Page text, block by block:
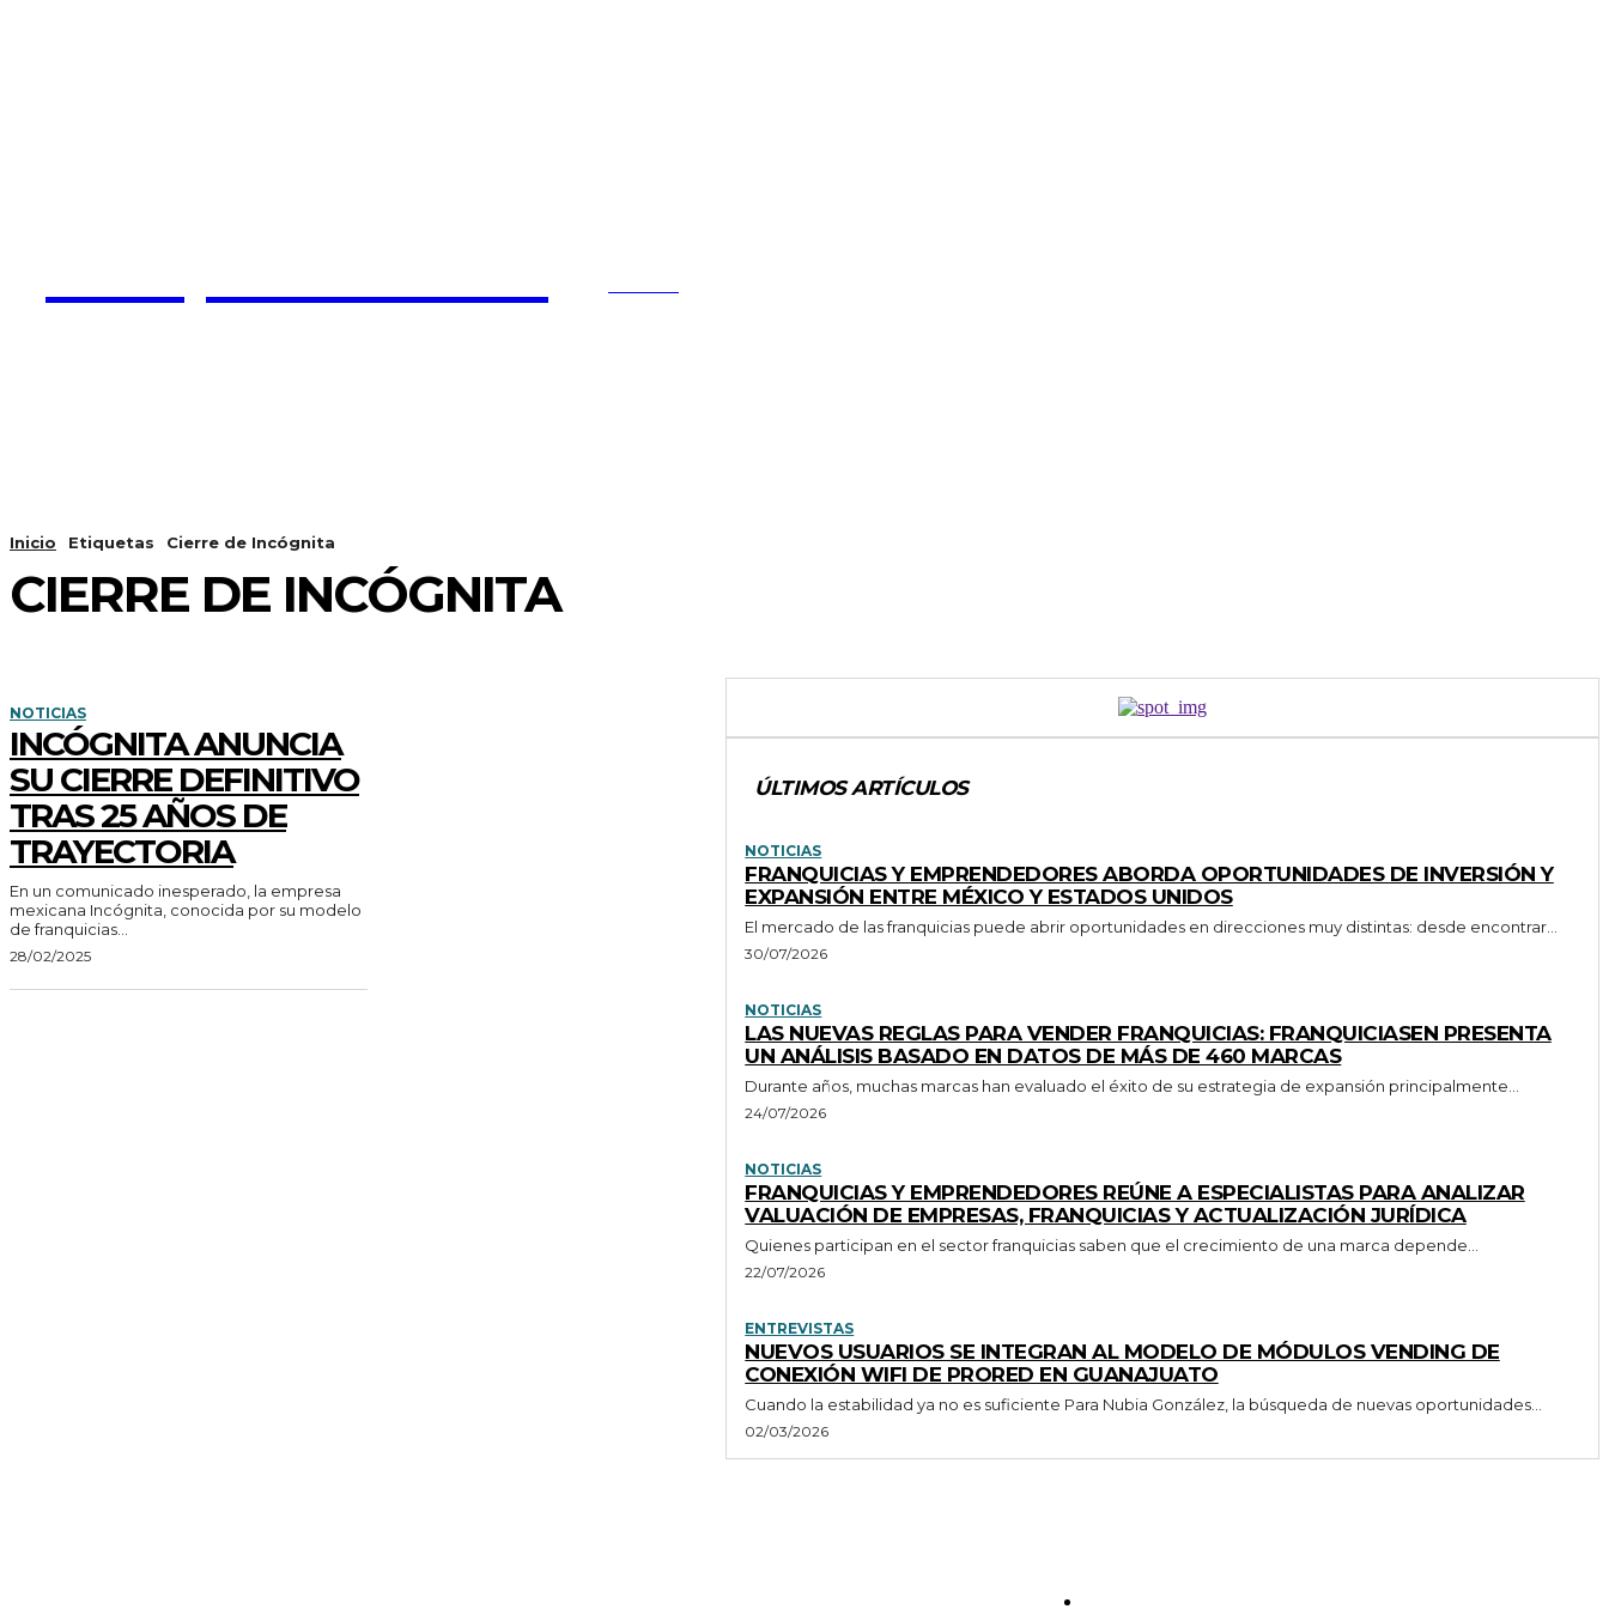
Inicio Etiquetas Cierre de Incógnita
CIERRE DE INCÓGNITA
NOTICIAS
INCÓGNITA ANUNCIA
SU CIERRE DEFINITIVO
TRAS 25 AÑOS DE
TRAYECTORIA
En un comunicado inesperado, la empresa
mexicana Incógnita, conocida por su modelo
de franquicias...
28/02/2025
ÚLTIMOS ARTÍCULOS
NOTICIAS
FRANQUICIAS Y EMPRENDEDORES ABORDA OPORTUNIDADES DE INVERSIÓN Y
EXPANSIÓN ENTRE MÉXICO Y ESTADOS UNIDOS
El mercado de las franquicias puede abrir oportunidades en direcciones muy distintas: desde encontrar...
30/07/2026
NOTICIAS
LAS NUEVAS REGLAS PARA VENDER FRANQUICIAS: FRANQUICIASEN PRESENTA
UN ANÁLISIS BASADO EN DATOS DE MÁS DE 460 MARCAS
Durante años, muchas marcas han evaluado el éxito de su estrategia de expansión principalmente...
24/07/2026
NOTICIAS
FRANQUICIAS Y EMPRENDEDORES REÚNE A ESPECIALISTAS PARA ANALIZAR
VALUACIÓN DE EMPRESAS, FRANQUICIAS Y ACTUALIZACIÓN JURÍDICA
Quienes participan en el sector franquicias saben que el crecimiento de una marca depende...
22/07/2026
ENTREVISTAS
NUEVOS USUARIOS SE INTEGRAN AL MODELO DE MÓDULOS VENDING DE
CONEXIÓN WIFI DE PRORED EN GUANAJUATO
Cuando la estabilidad ya no es suficiente Para Nubia González, la búsqueda de nuevas oportunidades...
02/03/2026